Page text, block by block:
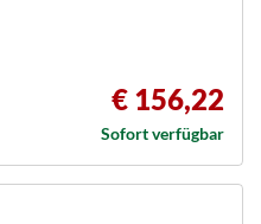
€ 156,22
Sofort verfügbar